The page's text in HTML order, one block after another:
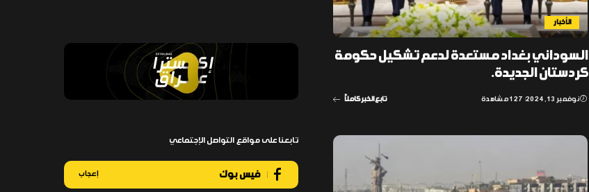
الأخبار
السوداني بغداد مستعدة لدعم تشكيل حكومة
كردستان الجديدة.
نوفمبر 13, 2024 127 مشاهدة تابع الخبر كاملاً
تابعنا على مواقع التواصل الإجتماعي
فيس بوك إعجاب